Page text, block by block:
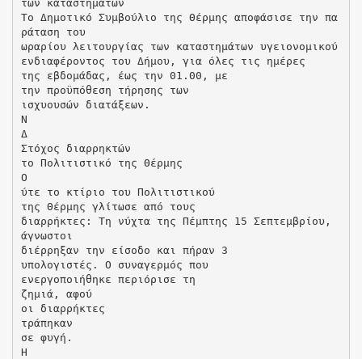
των καταστημάτων
Το Δημοτικό Συμβούλιο της Θέρμης αποφάσισε την πα
ράταση του
ωραρίου λειτουργίας των καταστημάτων υγειονομικού
ενδιαφέροντος του Δήμου, για όλες τις ημέρες
της εβδομάδας, έως την 01.00, με
την προϋπόθεση τήρησης των
ισχυουσών διατάξεων.
Ν
Δ
Στόχος διαρρηκτών
το Πολιτιστικό της Θέρμης
Ο
ύτε το κτίριο του Πολιτιστικού
της Θέρμης γλίτωσε από τους
διαρρήκτες: Τη νύχτα της Πέμπτης 15 Σεπτεμβρίου,
άγνωστοι
διέρρηξαν την είσοδο και πήραν 3
υπολογιστές. Ο συναγερμός που
ενεργοποιήθηκε περιόρισε τη
ζημιά, αφού
οι διαρρήκτες
τράπηκαν
σε φυγή.
Η